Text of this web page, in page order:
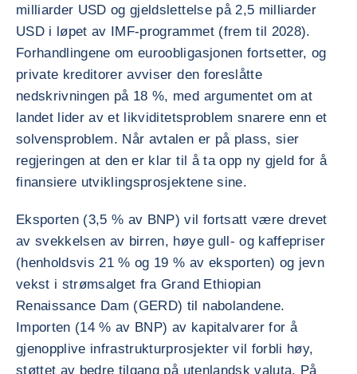
milliarder USD og gjeldslettelse på 2,5 milliarder
USD i løpet av IMF-programmet (frem til 2028).
Forhandlingene om euroobligasjonen fortsetter, og
private kreditorer avviser den foreslåtte
nedskrivningen på 18 %, med argumentet om at
landet lider av et likviditetsproblem snarere enn et
solvensproblem. Når avtalen er på plass, sier
regjeringen at den er klar til å ta opp ny gjeld for å
finansiere utviklingsprosjektene sine.
Eksporten (3,5 % av BNP) vil fortsatt være drevet
av svekkelsen av birren, høye gull- og kaffepriser
(henholdsvis 21 % og 19 % av eksporten) og jevn
vekst i strømsalget fra Grand Ethiopian
Renaissance Dam (GERD) til nabolandene.
Importen (14 % av BNP) av kapitalvarer for å
gjenopplive infrastrukturprosjekter vil forbli høy,
støttet av bedre tilgang på utenlandsk valuta. På